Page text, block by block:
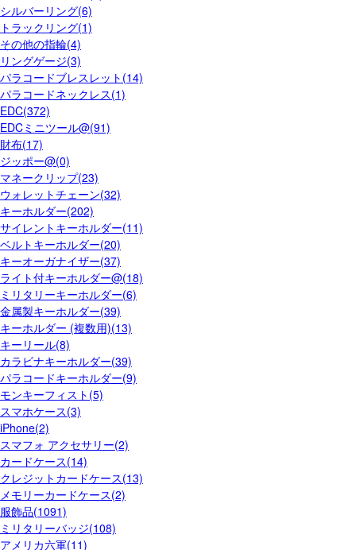
シルバーリング(6)
トラックリング(1)
その他の指輪(4)
リングゲージ(3)
パラコードブレスレット(14)
パラコードネックレス(1)
EDC(372)
EDCミニツール@(91)
財布(17)
ジッポー@(0)
マネークリップ(23)
ウォレットチェーン(32)
キーホルダー(202)
サイレントキーホルダー(11)
ベルトキーホルダー(20)
キーオーガナイザー(37)
ライト付キーホルダー@(18)
ミリタリーキーホルダー(6)
金属製キーホルダー(39)
キーホルダー (複数用)(13)
キーリール(8)
カラビナキーホルダー(39)
パラコードキーホルダー(9)
モンキーフィスト(5)
スマホケース(3)
iPhone(2)
スマフォ アクセサリー(2)
カードケース(14)
クレジットカードケース(13)
メモリーカードケース(2)
服飾品(1091)
ミリタリーバッジ(108)
アメリカ六軍(11)